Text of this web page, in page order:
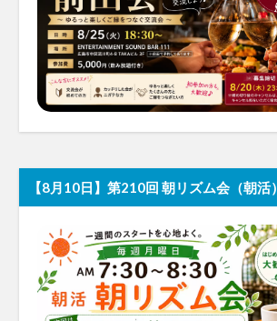
【8月10日】第210回 朝リズム会（朝活）